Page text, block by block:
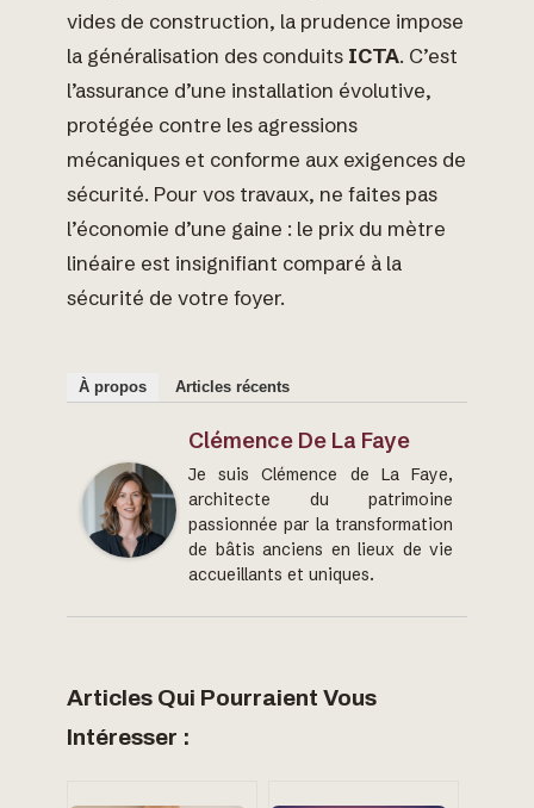
vides de construction, la prudence impose
la généralisation des conduits ICTA. C’est
l’assurance d’une installation évolutive,
protégée contre les agressions
mécaniques et conforme aux exigences de
sécurité. Pour vos travaux, ne faites pas
l’économie d’une gaine : le prix du mètre
linéaire est insignifiant comparé à la
sécurité de votre foyer.
À propos Articles récents
Clémence De La Faye
Je suis Clémence de La Faye,
architecte du patrimoine
passionnée par la transformation
de bâtis anciens en lieux de vie
accueillants et uniques.
Articles Qui Pourraient Vous
Intéresser :